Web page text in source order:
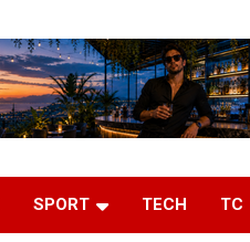
SPORT TECH TC